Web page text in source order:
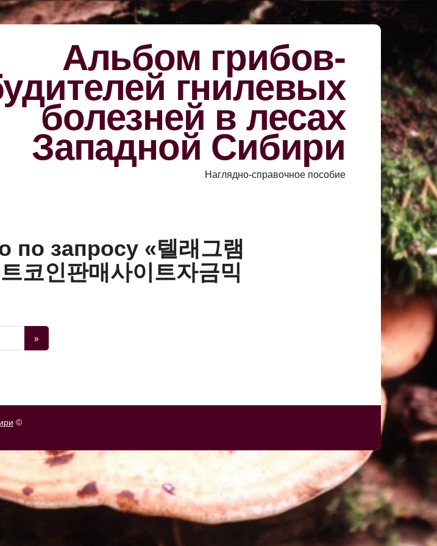
Альбом грибов-
гнилевых
болезней в лесах
Западной Сибири
Наглядно-справочное пособие
по запросу «텔래그램
코인판매사이트자금믹
©